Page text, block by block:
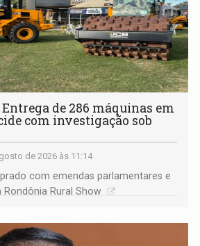
Entrega de 286 máquinas em
com investigação sob
de 2026 às 11:14
com emendas parlamentares e
Rural Show